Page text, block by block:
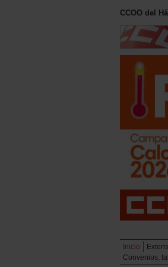
CCOO del
Inicio
Convenios,